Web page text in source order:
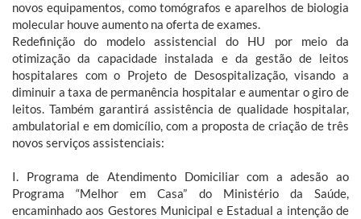
novos equipamentos, como tomógrafos e aparelhos de biologia
molecular houve aumento na oferta de exames.
Redefinição do modelo assistencial do HU por meio da
otimização da capacidade instalada e da gestão de leitos
hospitalares com o Projeto de Desospitalização, visando a
diminuir a taxa de permanência hospitalar e aumentar o giro de
leitos. Também garantirá assistência de qualidade hospitalar,
ambulatorial e em domicílio, com a proposta de criação de três
novos serviços assistenciais:
I. Programa de Atendimento Domiciliar com a adesão ao
Programa “Melhor em Casa” do Ministério da Saúde,
encaminhado aos Gestores Municipal e Estadual a intenção de